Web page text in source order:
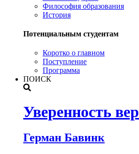
Философия образования
История
Потенциальным студентам
Коротко о главном
Поступление
Программа
ПОИСК
Уверенность
Герман Бавинк